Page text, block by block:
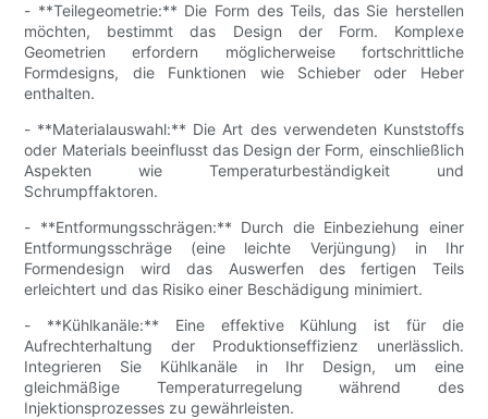
- **Teilegeometrie:** Die Form des Teils, das Sie herstellen
möchten, bestimmt das Design der Form. Komplexe
Geometrien erfordern möglicherweise fortschrittliche
Formdesigns, die Funktionen wie Schieber oder Heber
enthalten.
- **Materialauswahl:** Die Art des verwendeten Kunststoffs
oder Materials beeinflusst das Design der Form, einschließlich
Aspekten wie Temperaturbeständigkeit und
Schrumpffaktoren.
- **Entformungsschrägen:** Durch die Einbeziehung einer
Entformungsschräge (eine leichte Verjüngung) in Ihr
Formendesign wird das Auswerfen des fertigen Teils
erleichtert und das Risiko einer Beschädigung minimiert.
- **Kühlkanäle:** Eine effektive Kühlung ist für die
Aufrechterhaltung der Produktionseffizienz unerlässlich.
Integrieren Sie Kühlkanäle in Ihr Design, um eine
gleichmäßige Temperaturregelung während des
Injektionsprozesses zu gewährleisten.